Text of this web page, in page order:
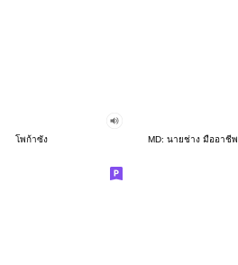
โพก้าซัง MD: นายช่าง มืออาชีพ